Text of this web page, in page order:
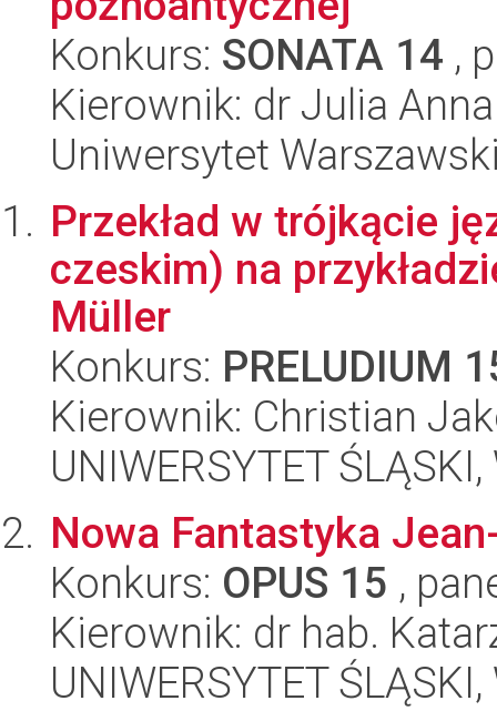
Konkurs: SONATA 14 ,
Kierownik: dr Julia
Uniwersytet
Przekład w trójkącie
czeskim) na
Müller
Konkurs: PRELUDIUM
Kierownik: Christian
UNIWERSYTET
Nowa Fantastyka
Konkurs: OPUS 15 ,
Kierownik: dr hab.
UNIWERSYTET